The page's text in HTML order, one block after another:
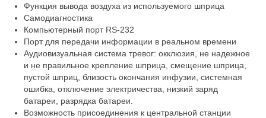
Функция вывода воздуха из используемого шприца
Самодиагностика
Компьютерный порт RS-232
Порт для передачи информации в реальном времени
Аудиовизуальная система тревог: окклюзия, не надежное
и не правильное крепление шприца, смещение шприца,
пустой шприц, близость окончания инфузии, системная
ошибка, отключение электричества, низкий заряд
батареи, разрядка батареи.
Возможность присоединения к центральной станции